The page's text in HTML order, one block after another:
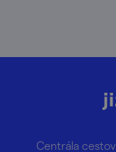
Centrála